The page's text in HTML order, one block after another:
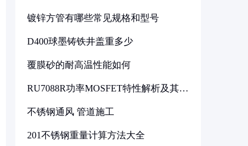
镀锌方管有哪些常见规格和型号
D400球墨铸铁井盖重多少
覆膜砂的耐高温性能如何
RU7088R功率MOSFET特性解析及其在
不锈钢通风 管道施工
201不锈钢重量计算方法大全